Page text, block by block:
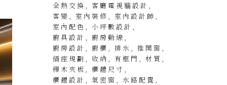
全熱交換
客廳電視牆設計
客變
室內裝修
室內設計師
室內配色
小坪數設計
廚具設計
廚房動線
廚房設計
廚櫃 排水
推開窗
插座規劃
收納 有框門
材質
樺木夾板
櫃體尺寸
櫃體設計
氣密窗
水路配置